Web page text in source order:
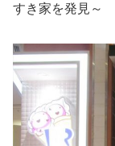
すき家を発見～